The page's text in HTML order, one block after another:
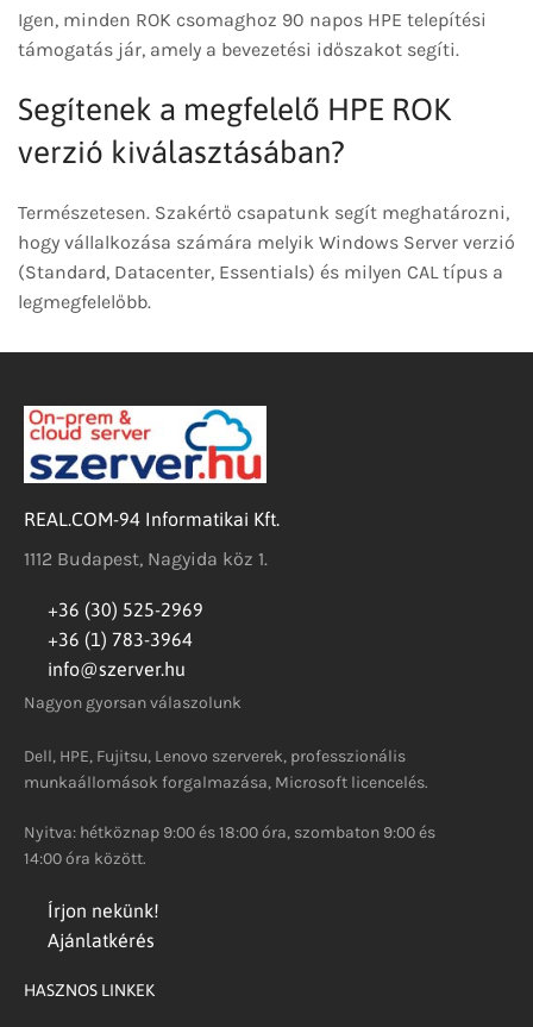
Igen, minden ROK csomaghoz 90 napos HPE telepítési
támogatás jár, amely a bevezetési időszakot segíti.
Segítenek a megfelelő HPE ROK
verzió kiválasztásában?
Természetesen. Szakértő csapatunk segít meghatározni,
hogy vállalkozása számára melyik Windows Server verzió
(Standard, Datacenter, Essentials) és milyen CAL típus a
legmegfelelőbb.
REAL.COM-94 Informatikai Kft.
1112 Budapest, Nagyida köz 1.
+36 (30) 525-2969
+36 (1) 783-3964
info@szerver.hu
Nagyon gyorsan válaszolunk
Dell, HPE, Fujitsu, Lenovo szerverek, professzionális
munkaállomások forgalmazása, Microsoft licencelés.
Nyitva: hétköznap 9:00 és 18:00 óra, szombaton 9:00 és
14:00 óra között.
Írjon nekünk!
Ajánlatkérés
HASZNOS LINKEK